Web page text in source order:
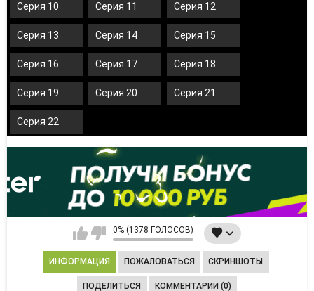
Серия 10 Серия 11 Серия 12
Серия 13 Серия 14 Серия 15
Серия 16 Серия 17 Серия 18
Серия 19 Серия 20 Серия 21
Серия 22
0% (1378 ГОЛОСОВ)
ИНФОРМАЦИЯ ПОЖАЛОВАТЬСЯ СКРИНШОТЫ
ПОДЕЛИТЬСЯ КОММЕНТАРИИ (0)